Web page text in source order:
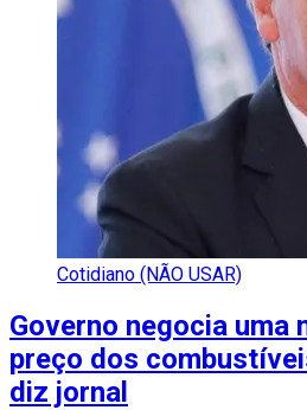
Cotidiano (NÃO USAR)
Governo negocia uma
preço dos
diz jornal